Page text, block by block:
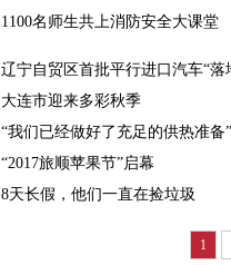
1100名师生共上消防安全大课堂
辽宁自贸区首批平行进口汽车“落
大连市迎来多彩秋季
“我们已经做好了充足的供热准备”
“2017旅顺苹果节”启幕
8天长假，他们一直在捡垃圾
1